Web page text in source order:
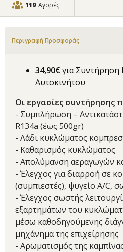
119 Αγορές
Περιγραφή Προσφοράς
34,90€για Συντήρηση
Αυτοκινήτου
Οι εργασίες συντήρησης
- Συμπλήρωση –
R134a (έως 500gr)
- Λάδι κυκλώματος
- Καθαρισμός κυκλώματος
- Απολύμανση αεραγωγών
- Έλεγχος για διαρροή σε
(συμπιεστές), ψυγείο A/C,
- Έλεγχος σωστής
εξαρτημάτων του
μέσω καθοδηγούμενης
μηχάνημα της επιχείρησης
- Αρωματισμός της καμπίνας